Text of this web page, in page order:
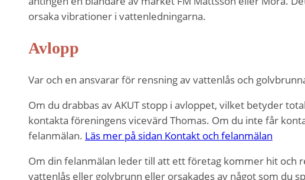
orsaka vibrationer i vattenledningarna.
Avlopp
Var och en ansvarar för rensning av vattenlås och
Om du drabbas av AKUT stopp i avloppet, vilket betyder
kontakta föreningens vicevärd Thomas. Om du inte får
felanmälan. Läs mer på sidan Kontakt och felanmälan
Om din felanmälan leder till att ett företag kommer hit och
vattenlås eller golvbrunn eller orsakades av något som du